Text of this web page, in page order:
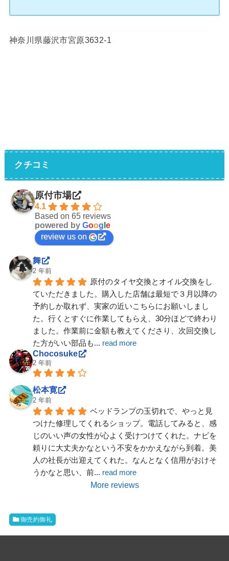
神奈川県藤沢市宮原3632-1
クチコミ
原付市場
4.1
Based on 65 reviews
powered by Goog e
review us on
舞
2 年前
原付のタイヤ交換とオイル交換をし
ていただきました。購入した店舗は最短で３月以降の
予約しか取れず、実家の近いこちらにお願いしまし
た。行くとすぐに作業してもらえ、30分ほどで終わり
ました。作業前に金額も教えてくださり、次回交換し
た方がいい部品も... read more
Chocosuke
2 年前
松本寛
2 年前
ベッドランプの玉切れで、やっと見
つけた修理してくれるショップ。電話してみると、感
じのいい声の女性が心よく受けつけてくれた。ナビを
頼りに大丈夫かなという不安をかかえながら到着。美
人の社長が出迎えてくれた。なんとなく信用がおけそ
うかなと思い、前... read more
More reviews
御売約御礼